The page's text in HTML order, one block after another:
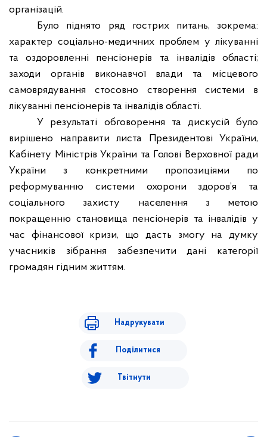
організацій.
Було піднято ряд гострих питань, зокрема:
характер соціально-медичних проблем у лікуванні
та оздоровленні пенсіонерів та інвалідів області;
заходи органів виконавчої влади та місцевого
самоврядування стосовно створення системи в
лікуванні пенсіонерів та інвалідів області.
У результаті обговорення та дискусій було
вирішено направити листа Президентові України,
Кабінету Міністрів України та Голові Верховної ради
України з конкретними пропозиціями по
реформуванню системи охорони здоров’я та
соціального захисту населення з метою
покращенню становища пенсіонерів та інвалідів у
час фінансової кризи, що дасть змогу на думку
учасників зібрання забезпечити дані категорії
громадян гідним життям.
Надрукувати
Поділитися
Твітнути